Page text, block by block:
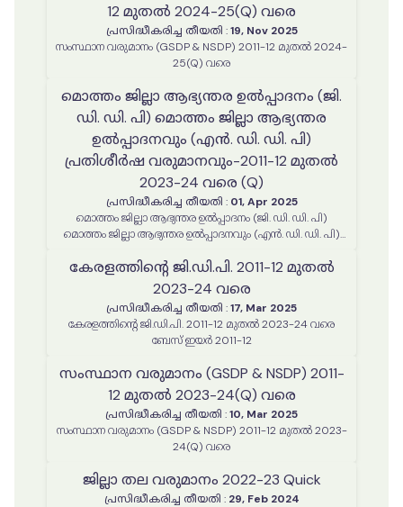
12 മുതൽ 2024-25(Q) വരെ
പ്രസിദ്ധീകരിച്ച തീയതി : 19, Nov 2025
സംസ്ഥാന വരുമാനം (GSDP & NSDP) 2011-12 മുതൽ 2024-
25(Q) വരെ
മൊത്തം ജില്ലാ ആഭ്യന്തര ഉൽപ്പാദനം (ജി.
ഡി. ഡി. പി) മൊത്തം ജില്ലാ ആഭ്യന്തര
ഉൽപ്പാദനവും (എൻ. ഡി. ഡി. പി)
പ്രതിശീർഷ വരുമാനവും-2011-12 മുതൽ
2023-24 വരെ (Q)
പ്രസിദ്ധീകരിച്ച തീയതി : 01, Apr 2025
മൊത്തം ജില്ലാ ആഭ്യന്തര ഉൽപ്പാദനം (ജി. ഡി. ഡി. പി)
മൊത്തം ജില്ലാ ആഭ്യന്തര ഉൽപ്പാദനവും (എൻ. ഡി. ഡി. പി)
കേരളത്തിന്റെ ജി.ഡി.പി. 2011-12 മുതൽ
2023-24 വരെ
പ്രസിദ്ധീകരിച്ച തീയതി :17, Mar 2025
കേരളത്തിന്റെ ജി.ഡി.പി. 2011-12 മുതൽ 2023-24 വരെ
ബേസ് ഇയർ 2011-12
സംസ്ഥാന വരുമാനം (GSDP & NSDP) 2011-
12 മുതൽ 2023-24(Q) വരെ
പ്രസിദ്ധീകരിച്ച തീയതി :10, Mar 2025
സംസ്ഥാന വരുമാനം (GSDP & NSDP) 2011-12 മുതൽ 2023-
24(Q) വരെ
ജില്ലാ തല വരുമാനം 2022-23 Quick
പ്രസിദ്ധീകരിച്ച തീയതി : 29, Feb 2024